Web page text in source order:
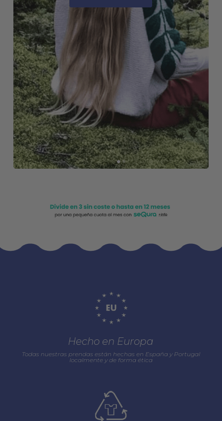
Hecho en Europa
Todas nuestras prendas están hechas en España y Portugal
localmente y de forma ética